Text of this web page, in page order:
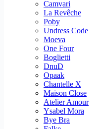
Camvari
La Revêche
Poby
Undress Code
Moeva
One Four
Boglietti
DnuD
Opaak
Chantelle X
Maison Close
Atelier Amour
Ysabel Mora
Bye Bra